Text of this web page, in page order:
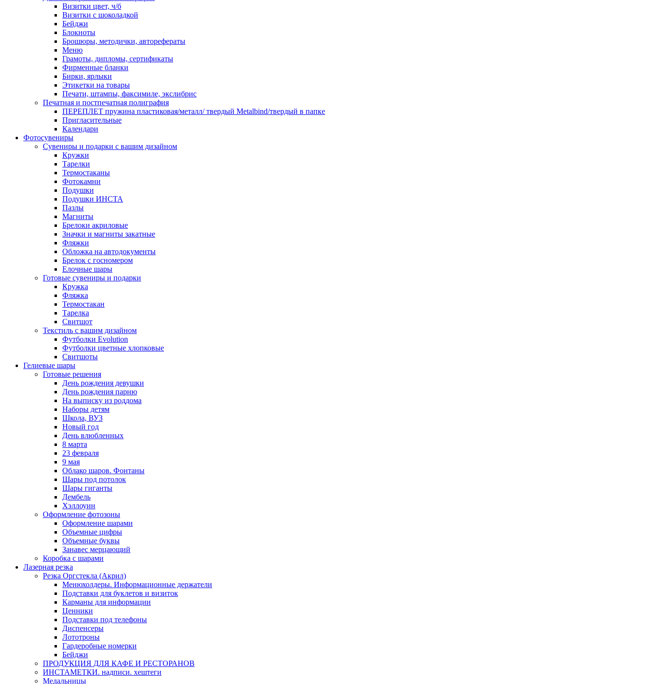
Визитки цвет, ч/б
Визитки с шоколадкой
Бейджи
Блокноты
Брошюры, методички, авторефераты
Меню
Грамоты, дипломы, сертификаты
Фирменные бланки
Бирки, ярлыки
Этикетки на товары
Печати, штампы, факсимиле, экслибрис
Печатная и постпечатная полиграфия
ПЕРЕПЛЕТ пружина пластиковая/металл/ твердый Metalbind/твердый в папке
Пригласительные
Календари
Фотосувениры
Сувениры и подарки с вашим дизайном
Кружки
Тарелки
Термостаканы
Фотокамни
Подушки
Подушки ИНСТА
Пазлы
Магниты
Брелоки акриловые
Значки и магниты закатные
Фляжки
Обложка на автодокументы
Брелок с госномером
Елочные шары
Готовые сувениры и подарки
Кружка
Фляжка
Термостакан
Тарелка
Свитшот
Текстиль с вашим дизайном
Футболки Evolution
Футболки цветные хлопковые
Свитшоты
Гелиевые шары
Готовые решения
День рождения девушки
День рождения парню
На выписку из роддома
Наборы детям
Школа, ВУЗ
Новый год
День влюбленных
8 марта
23 февраля
9 мая
Облако шаров. Фонтаны
Шары под потолок
Шары гиганты
Дембель
Хэллоуин
Оформление фотозоны
Оформление шарами
Объемные цифры
Объемные буквы
Занавес мерцающий
Коробка с шарами
Лазерная резка
Резка Оргстекла (Акрил)
Менюхолдеры. Информационные держатели
Подставки для буклетов и визиток
Карманы для информации
Ценники
Подставки под телефоны
Диспенсеры
Лототроны
Гардеробные номерки
Бейджи
ПРОДУКЦИЯ ДЛЯ КАФЕ И РЕСТОРАНОВ
ИНСТАМЕТКИ. надписи. хештеги
Медальницы